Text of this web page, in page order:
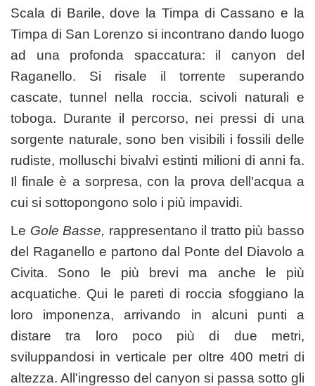
Scala di Barile, dove la Timpa di Cassano e la
Timpa di San Lorenzo si incontrano dando luogo
ad una profonda spaccatura: il canyon del
Raganello. Si risale il torrente superando
cascate, tunnel nella roccia, scivoli naturali e
toboga. Durante il percorso, nei pressi di una
sorgente naturale, sono ben visibili i fossili delle
rudiste, molluschi bivalvi estinti milioni di anni fa.
Il finale è a sorpresa, con la prova dell'acqua a
cui si sottopongono solo i più impavidi.
Le Gole Basse, rappresentano il tratto più basso
del Raganello e partono dal Ponte del Diavolo a
Civita. Sono le più brevi ma anche le più
acquatiche. Qui le pareti di roccia sfoggiano la
loro imponenza, arrivando in alcuni punti a
distare tra loro poco più di due metri,
sviluppandosi in verticale per oltre 400 metri di
altezza. All'ingresso del canyon si passa sotto gli